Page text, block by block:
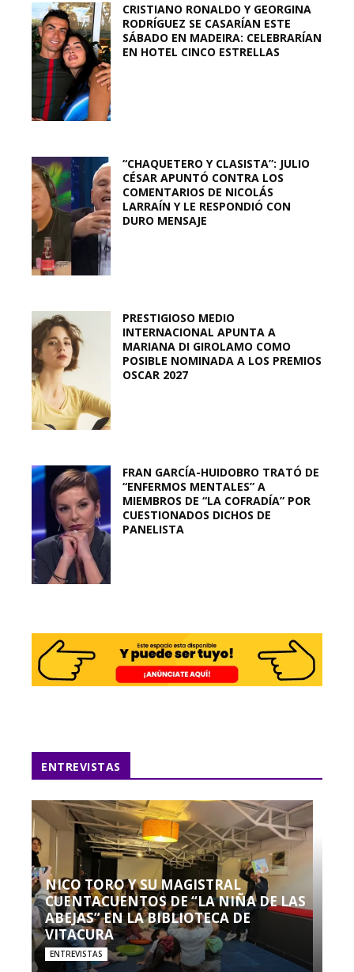
CRISTIANO RONALDO Y GEORGINA
RODRÍGUEZ SE CASARÍAN ESTE
SÁBADO EN MADEIRA: CELEBRARÍAN
EN HOTEL CINCO ESTRELLAS
“CHAQUETERO Y CLASISTA”: JULIO
CÉSAR APUNTÓ CONTRA LOS
COMENTARIOS DE NICOLÁS
LARRAÍN Y LE RESPONDIÓ CON
DURO MENSAJE
PRESTIGIOSO MEDIO
INTERNACIONAL APUNTA A
MARIANA DI GIROLAMO COMO
POSIBLE NOMINADA A LOS PREMIOS
OSCAR 2027
FRAN GARCÍA-HUIDOBRO TRATÓ DE
“ENFERMOS MENTALES” A
MIEMBROS DE “LA COFRADÍA” POR
CUESTIONADOS DICHOS DE
PANELISTA
ENTREVISTAS
NICO TORO Y SU MAGISTRAL
CUENTACUENTOS DE “LA NIÑA DE LAS
ABEJAS” EN LA BIBLIOTECA DE
VITACURA
ENTREVISTAS